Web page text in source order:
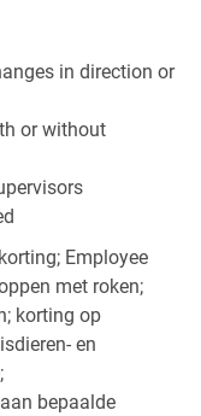
in direction or
or without
Employee
met roken;
korting op
en
bepaalde